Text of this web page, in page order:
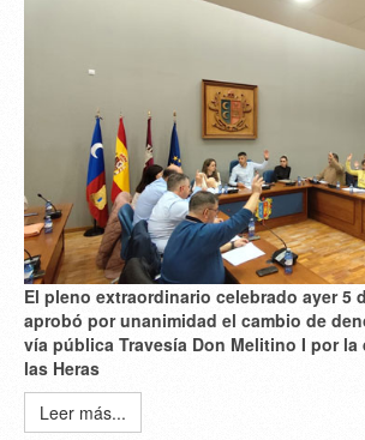
El pleno extraordinario celebrado ayer 5
aprobó por unanimidad el cambio de
vía pública Travesía Don Melitino I por la
las Heras
Leer más...